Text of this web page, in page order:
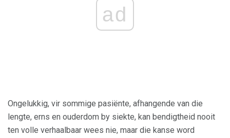
ad
Ongelukkig, vir sommige pasiënte, afhangende van die
lengte, erns en ouderdom by siekte, kan bendigtheid nooit
ten volle verhaalbaar wees nie, maar die kanse word